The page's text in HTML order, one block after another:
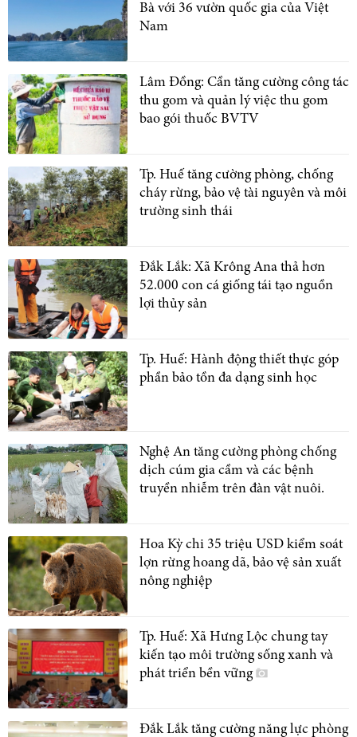
Bà với 36 vườn quốc gia của Việt
Nam
Lâm Đồng: Cần tăng cường công tác
thu gom và quản lý việc thu gom
bao gói thuốc BVTV
Tp. Huế tăng cường phòng, chống
cháy rừng, bảo vệ tài nguyên và môi
trường sinh thái
Đắk Lắk: Xã Krông Ana thả hơn
52.000 con cá giống tái tạo nguồn
lợi thủy sản
Tp. Huế: Hành động thiết thực góp
phần bảo tồn đa dạng sinh học
Nghệ An tăng cường phòng chống
dịch cúm gia cầm và các bệnh
truyền nhiễm trên đàn vật nuôi.
Hoa Kỳ chi 35 triệu USD kiểm soát
lợn rừng hoang dã, bảo vệ sản xuất
nông nghiệp
Tp. Huế: Xã Hưng Lộc chung tay
kiến tạo môi trường sống xanh và
phát triển bền vững
Đắk Lắk tăng cường năng lực phòng